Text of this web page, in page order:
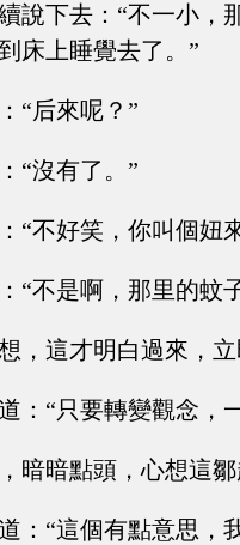
說下去：“不一小，
床上睡覺去了。”
“后來呢？”
“沒有了。”
“不好笑，你叫個妞
“不是啊，那里的蚊
，這才明白過來，
：“只要轉變觀念，
暗暗點頭，心想這
：“這個有點意思，